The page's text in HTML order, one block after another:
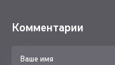
Комментарии